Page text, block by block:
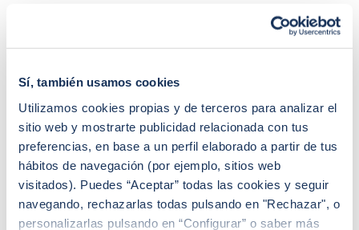
Sí, también usamos cookies
Utilizamos cookies propias y de terceros para analizar el
sitio web y mostrarte publicidad relacionada con tus
preferencias, en base a un perfil elaborado a partir de tus
hábitos de navegación (por ejemplo, sitios web
visitados). Puedes “Aceptar” todas las cookies y seguir
navegando, rechazarlas todas pulsando en "Rechazar", o
personalizarlas pulsando en “Configurar” o saber más
cambias el tipo de interés de variable a fijo tendrás
la seguridad de pagar los mismos intereses durante
toda la vida de la hipoteca, sin embargo, si decides
seguir con una hipoteca variable dependerás del
euríbor y sus variaciones.
¿Cómo se hace el cambio de